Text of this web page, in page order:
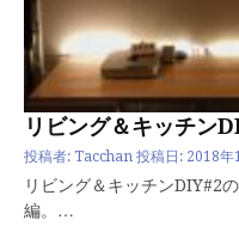
リビング＆キッチン
投稿者: Tacchan 投稿日: 2018年
リビング＆キッチンDIY#2
編。…